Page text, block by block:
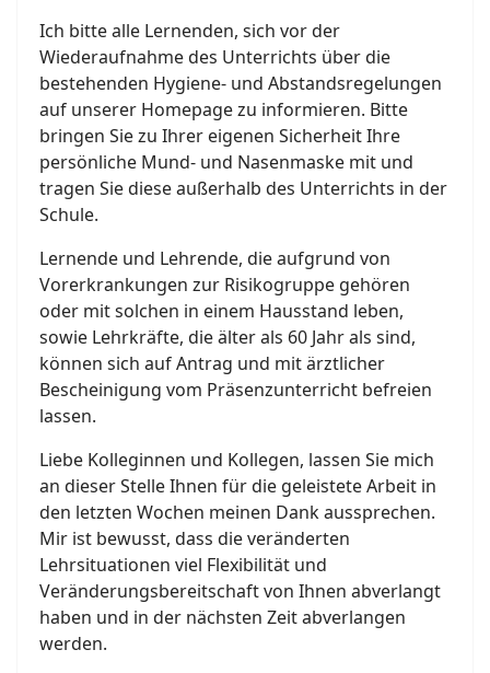
Ich bitte alle Lernenden, sich vor der
Wiederaufnahme des Unterrichts über die
bestehenden Hygiene- und Abstandsregelungen
auf unserer Homepage zu informieren. Bitte
bringen Sie zu Ihrer eigenen Sicherheit Ihre
persönliche Mund- und Nasenmaske mit und
tragen Sie diese außerhalb des Unterrichts in der
Schule.
Lernende und Lehrende, die aufgrund von
Vorerkrankungen zur Risikogruppe gehören
oder mit solchen in einem Hausstand leben,
sowie Lehrkräfte, die älter als 60 Jahr als sind,
können sich auf Antrag und mit ärztlicher
Bescheinigung vom Präsenzunterricht befreien
lassen.
Liebe Kolleginnen und Kollegen, lassen Sie mich
an dieser Stelle Ihnen für die geleistete Arbeit in
den letzten Wochen meinen Dank aussprechen.
Mir ist bewusst, dass die veränderten
Lehrsituationen viel Flexibilität und
Veränderungsbereitschaft von Ihnen abverlangt
haben und in der nächsten Zeit abverlangen
werden.